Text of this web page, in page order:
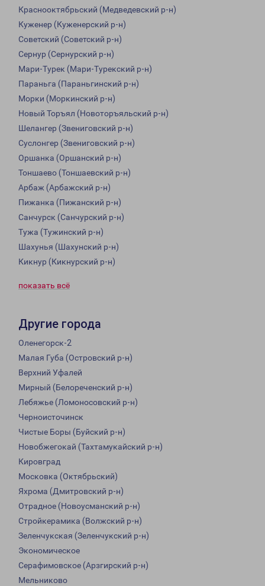
Краснооктябрьский (Медведевский р-н)
Куженер (Куженерский р-н)
Советский (Советский р-н)
Сернур (Сернурский р-н)
Мари-Турек (Мари-Турекский р-н)
Параньга (Параньгинский р-н)
Морки (Моркинский р-н)
Новый Торъял (Новоторъяльский р-н)
Шелангер (Звениговский р-н)
Суслонгер (Звениговский р-н)
Оршанка (Оршанский р-н)
Тоншаево (Тоншаевский р-н)
Арбаж (Арбажский р-н)
Пижанка (Пижанский р-н)
Санчурск (Санчурский р-н)
Тужа (Тужинский р-н)
Шахунья (Шахунский р-н)
Кикнур (Кикнурский р-н)
показать всё
Другие города
Оленегорск-2
Малая Губа (Островский р-н)
Верхний Уфалей
Мирный (Белореченский р-н)
Лебяжье (Ломоносовский р-н)
Черноисточинск
Чистые Боры (Буйский р-н)
Новобжегокай (Тахтамукайский р-н)
Кировград
Московка (Октябрьский)
Яхрома (Дмитровский р-н)
Отрадное (Новоусманский р-н)
Стройкерамика (Волжский р-н)
Зеленчукская (Зеленчукский р-н)
Экономическое
Серафимовское (Арзгирский р-н)
Мельниково